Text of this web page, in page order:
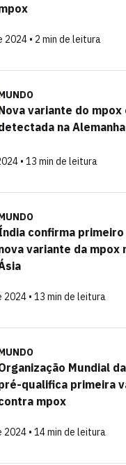
• 2 min de leitura
variante do mpox
na Alemanha
• 13 min de leitura
confirma primeiro
variante da mpox
• 13 min de leitura
Mundial
qualifica primeira
mpox
• 14 min de leitura